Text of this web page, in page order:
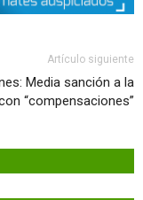
Artículo siguiente
Media sanción a la
“compensaciones”